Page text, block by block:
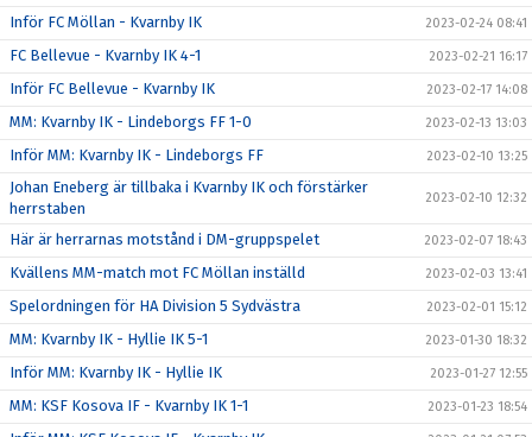
Inför FC Möllan - Kvarnby IK 2023-02-24 08:41
FC Bellevue - Kvarnby IK 4-1 2023-02-21 16:17
Inför FC Bellevue - Kvarnby IK 2023-02-17 14:08
MM: Kvarnby IK - Lindeborgs FF 1-0 2023-02-13 13:03
Inför MM: Kvarnby IK - Lindeborgs FF 2023-02-10 13:25
Johan Eneberg är tillbaka i Kvarnby IK och förstärker
herrstaben
2023-02-10 12:32
Här är herrarnas motstånd i DM-gruppspelet 2023-02-07 18:43
Kvällens MM-match mot FC Möllan inställd 2023-02-03 13:41
Spelordningen för HA Division 5 Sydvästra 2023-02-01 15:12
MM: Kvarnby IK - Hyllie IK 5-1 2023-01-30 18:32
Inför MM: Kvarnby IK - Hyllie IK 2023-01-27 12:55
MM: KSF Kosova IF - Kvarnby IK 1-1 2023-01-23 18:54